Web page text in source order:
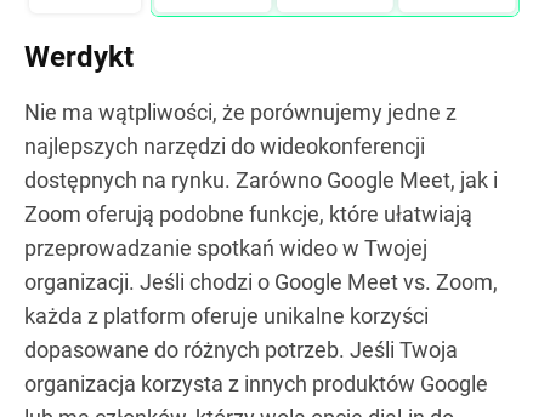
Werdykt
Nie ma wątpliwości, że porównujemy jedne z
najlepszych narzędzi do wideokonferencji
dostępnych na rynku. Zarówno Google Meet, jak i
Zoom oferują podobne funkcje, które ułatwiają
przeprowadzanie spotkań wideo w Twojej
organizacji. Jeśli chodzi o Google Meet vs. Zoom,
każda z platform oferuje unikalne korzyści
dopasowane do różnych potrzeb. Jeśli Twoja
organizacja korzysta z innych produktów Google